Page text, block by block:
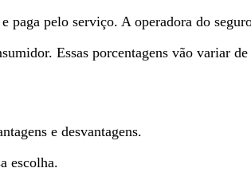
pelo serviço. A operadora do
Essas porcentagens vão variar
e desvantagens.
escolha.